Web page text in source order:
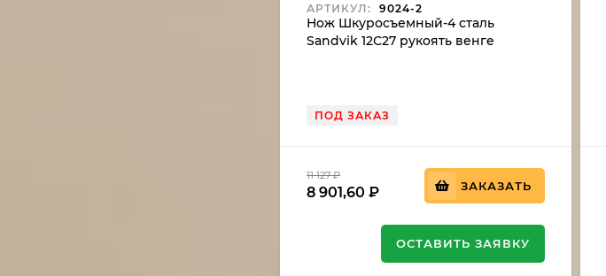
АРТИКУЛ: 9024-2
Нож Шкуросъемный-4 сталь
Sandvik 12С27 рукоять венге
ПОД ЗАКАЗ
11 127₽
8 901,60 ₽ ЗАКАЗАТЬ
ОСТАВИТЬ ЗАЯВКУ